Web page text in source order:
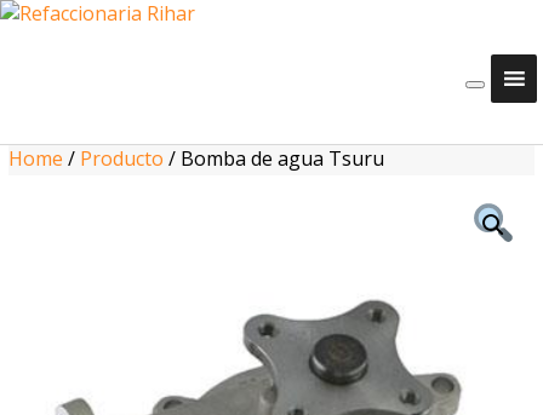
Home / Producto / Bomba de agua Tsuru